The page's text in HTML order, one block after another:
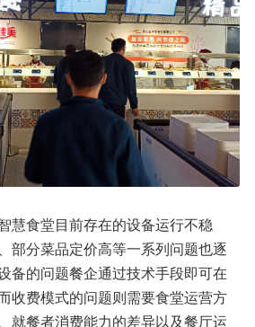
慧食堂目前存在的设备运行不稳
部分菜品定价高等一系列问题也逐
备的问题餐企通过技术手段即可在
收费模式的问题则需要食堂运营方
就餐者消费能力的差异以及餐厅运